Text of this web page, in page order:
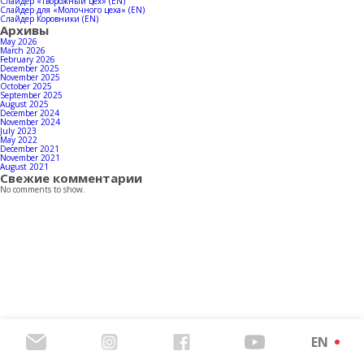
Слайдер для «Молочного цеха» (EN)
Слайдер Коровники (EN)
Архивы
May 2026
March 2026
February 2026
December 2025
November 2025
October 2025
September 2025
August 2025
December 2024
November 2024
July 2023
May 2022
December 2021
November 2021
August 2021
Свежие комментарии
No comments to show.
EN